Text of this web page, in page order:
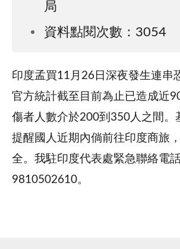
局
資料點閱次數：3054
印度孟買11月26日深夜發生連串
官方統計截至目前為止已造成近
傷者人數介於200到350人之間。
提醒國人近期內倘前往印度商旅
全。我駐印度代表處緊急聯絡電
9810502610。